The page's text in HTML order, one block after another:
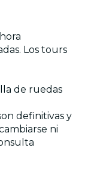
Los tours
de ruedas
definitivas y
ni